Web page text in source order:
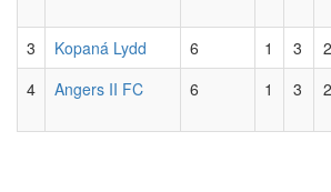
3 Kopaná Lydd 6 1 3 2
4
Angers II FC 6 1 3 2